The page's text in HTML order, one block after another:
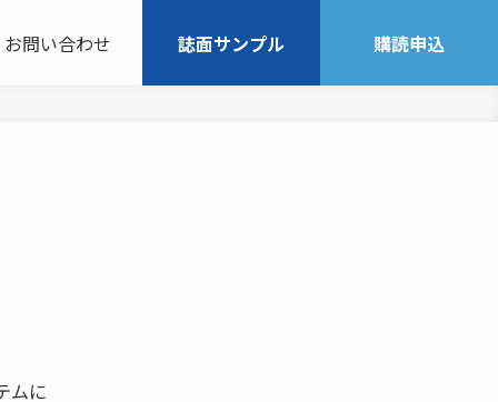
お問い合わせ 誌面サンプル 購読申込
ムに